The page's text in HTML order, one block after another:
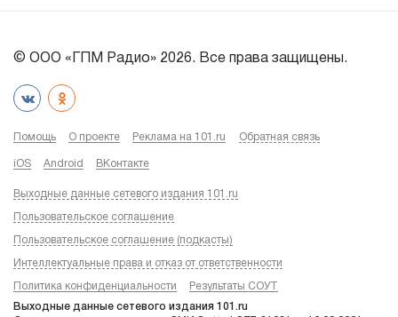
© ООО «ГПМ Радио» 2026. Все права защищены.
Помощь О проекте Реклама на 101.ru Обратная связь
iOS Android ВКонтакте
Выходные данные сетевого издания 101.ru
Пользовательское соглашение
Пользовательское соглашение (подкасты)
Интеллектуальные права и отказ от ответственности
Политика конфиденциальности Результаты СОУТ
Выходные данные сетевого издания 101.ru